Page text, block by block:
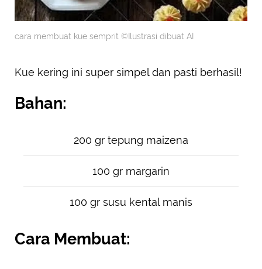
cara membuat kue semprit ©Ilustrasi dibuat AI
Kue kering ini super simpel dan pasti berhasil!
Bahan:
200 gr tepung maizena
100 gr margarin
100 gr susu kental manis
Cara Membuat: